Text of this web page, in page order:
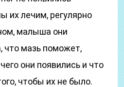
их лечим, регулярно
малыша они
что мазь поможет,
они появились и что
чтобы их не было.